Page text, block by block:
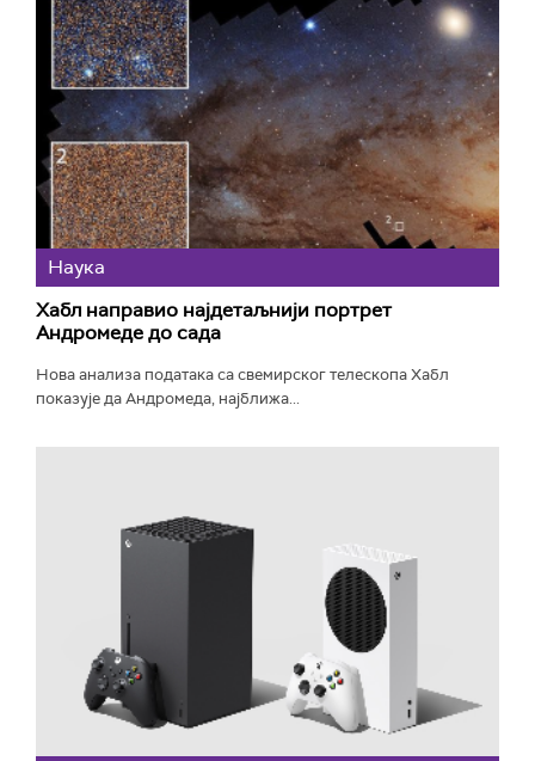
Наука
Хабл направио најдетаљнији портрет
Андромеде до сада
Нова анализа података са свемирског телескопа Хабл
показује да Андромеда, најближа...